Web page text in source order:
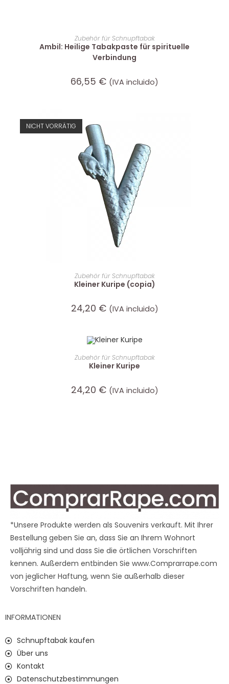
IN DEN WARENKORB
Zubehör für Schnupftabak
Ambil: Heilige Tabakpaste für spirituelle
Verbindung
66,55 € (IVA incluido)
NICHT VORRÄTIG
WEITERLESEN
Zubehör für Schnupftabak
Kleiner Kuripe (copia)
24,20 € (IVA incluido)
IN DEN WARENKORB
Zubehör für Schnupftabak
Kleiner Kuripe
24,20 € (IVA incluido)
*Unsere Produkte werden als Souvenirs verkauft. Mit Ihrer
Bestellung geben Sie an, dass Sie an Ihrem Wohnort
volljährig sind und dass Sie die örtlichen Vorschriften
kennen. Außerdem entbinden Sie www.Comprarrape.com
von jeglicher Haftung, wenn Sie außerhalb dieser
Vorschriften handeln.
INFORMATIONEN
Schnupftabak kaufen
Über uns
Kontakt
Datenschutzbestimmungen